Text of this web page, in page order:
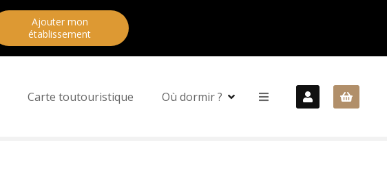
Ajouter mon
établissement
Carte toutouristique Où dormir ?